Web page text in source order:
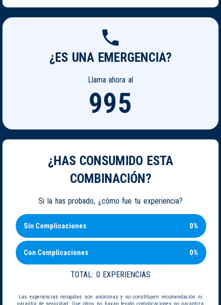
¿ES UNA EMERGENCIA?
Llama ahora al
995
¿HAS CONSUMIDO ESTA
COMBINACIÓN?
Si la has probado, ¿cómo fue tu experiencia?
Sin Complicaciones 0%
Con Complicaciones 0%
TOTAL: 0 EXPERIENCIAS
Las experiencias recogidas son anónimas y no constituyen recomendación ni